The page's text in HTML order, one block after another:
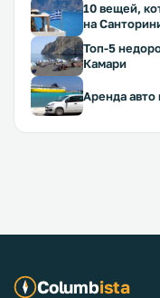
10 вещей,
на
Топ-5
Камари
Аренда авто
Columbista